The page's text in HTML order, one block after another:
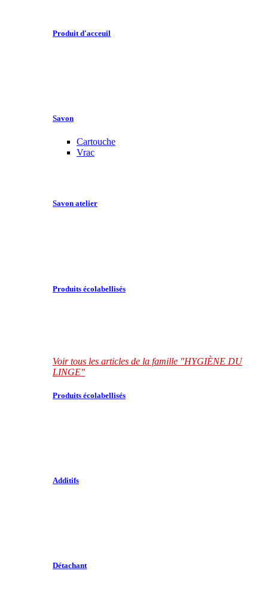
Produit d'acceuil
Savon
Cartouche
Vrac
Savon atelier
Produits écolabellisés
Voir tous les articles de la famille "HYGIÈNE DU
LINGE"
Produits écolabellisés
Additifs
Détachant